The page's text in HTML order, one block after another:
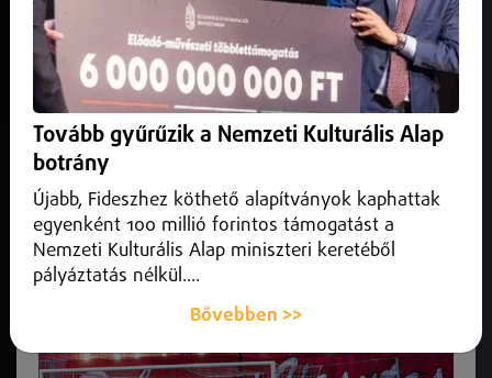
ismét pénzbírsággal sújtotta a
DVSC-t
2025. szeptember 04.
A Magyar Labdarúgó Szövetség ismét pénzbírsággal
sújtotta a DVSC-t, ezúttal is a szurkolók megbotránkoztató
bekiabálásai miatt. A büntetés több mérkőz...
Tovább gyűrűzik a Nemzeti Kulturális Alap
botrány
Újabb, Fideszhez köthető alapítványok kaphattak
egyenként 100 millió forintos támogatást a
Nemzeti Kulturális Alap miniszteri keretéből
pályáztatás nélkül....
Bővebben >>